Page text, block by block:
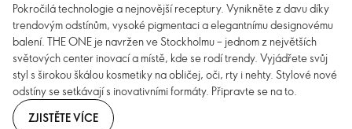
Pokročilá technologie a nejnovější receptury. Vynikněte z davu díky
trendovým odstínům, vysoké pigmentaci a elegantnímu designovému
balení. THE ONE je navržen ve Stockholmu – jednom z největších
světových center inovací a místě, kde se rodí trendy. Vyjádřete svůj
styl s širokou škálou kosmetiky na obličej, oči, rty i nehty. Stylové nové
odstíny se setkávají s inovativními formáty. Připravte se na to.
ZJISTĚTE VÍCE